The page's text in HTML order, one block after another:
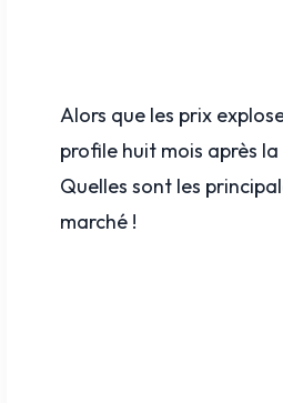
Alors que les prix
profile huit mois après
Quelles sont les
marché !